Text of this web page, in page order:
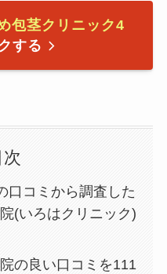
包茎クリニック4
する
次
口コミから調査した
(いろはクリニック)
の良い口コミを111